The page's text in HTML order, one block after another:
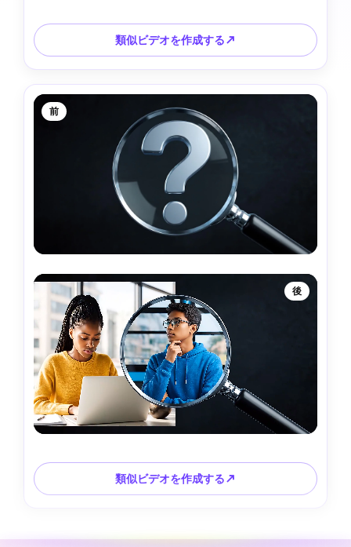
類似ビデオを作成する↗
前
後
類似ビデオを作成する↗